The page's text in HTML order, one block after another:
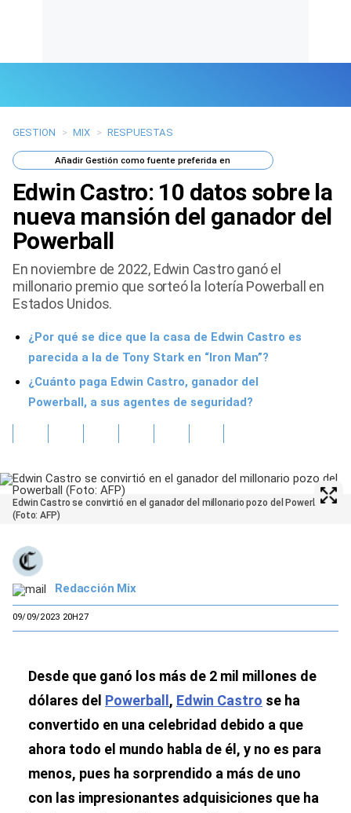
Últimas Noticias
Mi Bolsillo
Gente
Vida Laboral
GESTION > MIX > RESPUESTAS
AñadirGestión como fuente preferida en
Edwin Castro: 10 datos sobre la
nueva mansión del ganador del
Powerball
En noviembre de 2022, Edwin Castro ganó el
millonario premio que sorteó la lotería Powerball en
Estados Unidos.
¿Por qué se dice que la casa de Edwin Castro es
parecida a la de Tony Stark en “Iron Man”?
¿Cuánto paga Edwin Castro, ganador del
Powerball, a sus agentes de seguridad?
Edwin Castro se convirtió en el ganador del millonario pozo del Powerball
(Foto: AFP)
Redacción Mix
09/09/2023 20H27
Desde que ganó los más de 2 mil millones de
dólares del Powerball , Edwin Castro se ha
convertido en una celebridad debido a que
ahora todo el mundo habla de él, y no es para
menos, pues ha sorprendido a más de uno
con las impresionantes adquisiciones que ha